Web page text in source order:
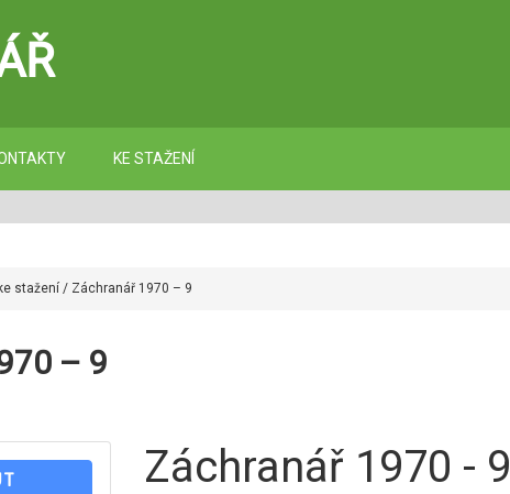
KE STAŽENÍ
stažení / Záchranář 1970 – 9
– 9
Záchranář 1970 - 9